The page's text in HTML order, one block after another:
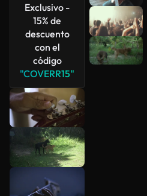
Exclusivo -
15% de
descuento
con el
código
"COVERR15"